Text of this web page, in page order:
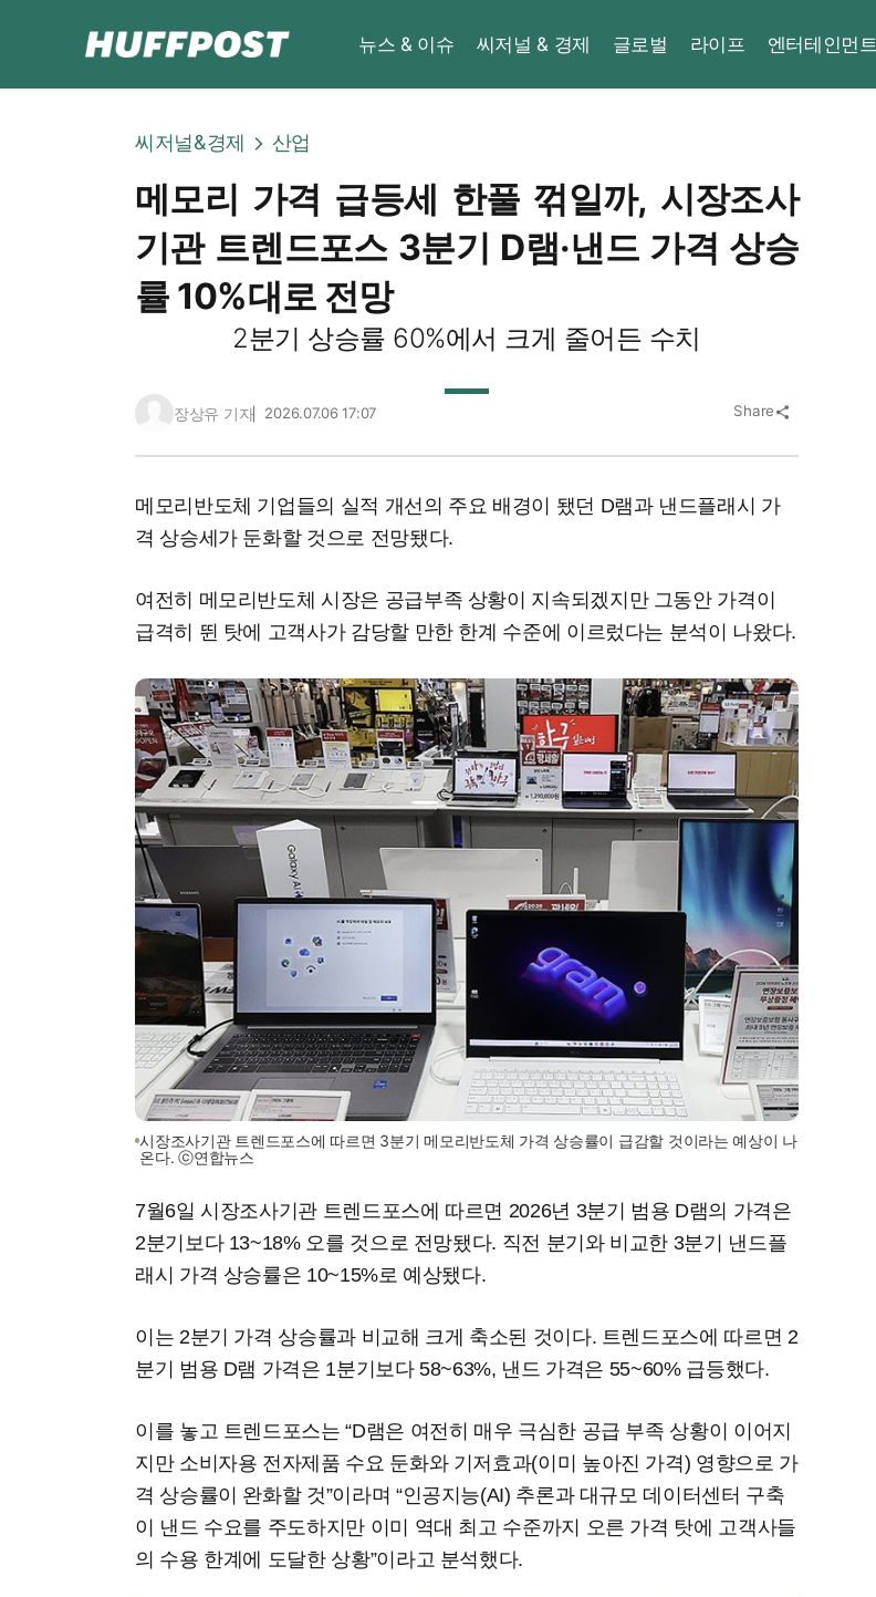
뉴스 & 이슈 씨저널 & 경제 글로벌 라이프 엔터테인먼트
씨저널&경제 산업
메모리 가격 급등세 한풀 꺾일까, 시장조사
기관 트렌드포스 3분기 D램·낸드 가격 상승
률 10%대로 전망
2분기 상승률 60%에서 크게 줄어든 수치
장상유 기자 2026.07.06 17:07 Share share
메모리반도체 기업들의 실적 개선의 주요 배경이 됐던 D램과 낸드플래시 가
격 상승세가 둔화할 것으로 전망됐다.
여전히 메모리반도체 시장은 공급부족 상황이 지속되겠지만 그동안 가격이
급격히 뛴 탓에 고객사가 감당할 만한 한계 수준에 이르렀다는 분석이 나왔다.
시장조사기관 트렌드포스에 따르면 3분기 메모리반도체 가격 상승률이 급감할 것이라는 예상이 나
온다. ⓒ연합뉴스
7월6일 시장조사기관 트렌드포스에 따르면 2026년 3분기 범용 D램의 가격은
2분기보다 13~18% 오를 것으로 전망됐다. 직전 분기와 비교한 3분기 낸드플
래시 가격 상승률은 10~15%로 예상됐다.
이는 2분기 가격 상승률과 비교해 크게 축소된 것이다. 트렌드포스에 따르면 2
분기 범용 D램 가격은 1분기보다 58~63%, 낸드 가격은 55~60% 급등했다.
이를 놓고 트렌드포스는 “D램은 여전히 매우 극심한 공급 부족 상황이 이어지
지만 소비자용 전자제품 수요 둔화와 기저효과(이미 높아진 가격) 영향으로 가
격 상승률이 완화할 것”이라며 “인공지능(AI) 추론과 대규모 데이터센터 구축
이 낸드 수요를 주도하지만 이미 역대 최고 수준까지 오른 가격 탓에 고객사들
의 수용 한계에 도달한 상황”이라고 분석했다.